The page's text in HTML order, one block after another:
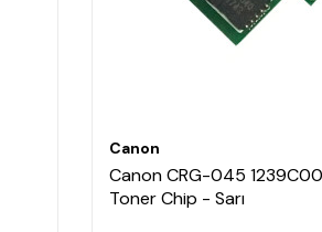
Canon
Canon CRG-045
Toner Chip - Sarı